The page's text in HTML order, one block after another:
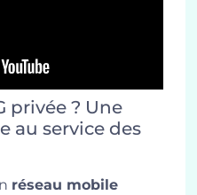
privée ? Une
au service des
réseau mobile